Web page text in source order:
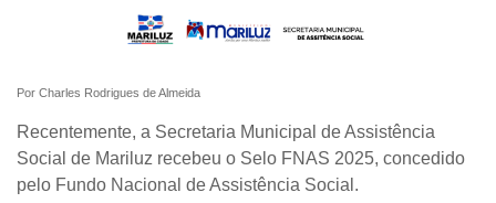
Por Charles Rodrigues de Almeida
Recentemente, a Secretaria Municipal de Assistência
Social de Mariluz recebeu o Selo FNAS 2025, concedido
pelo Fundo Nacional de Assistência Social .